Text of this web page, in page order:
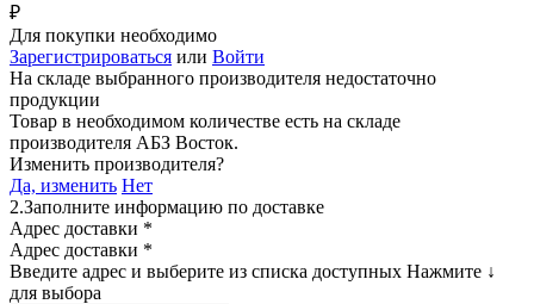
₽
Для покупки необходимо
Зарегистрироваться или Войти
На складе выбранного производителя недостаточно
продукции
Товар в необходимом количестве есть на складе
производителя АБЗ Восток.
Изменить производителя?
Да, изменить Нет
2.Заполните информацию по доставке
Адрес доставки *
Адрес доставки *
Введите адрес и выберите из списка доступных Нажмите ↓
для выбора